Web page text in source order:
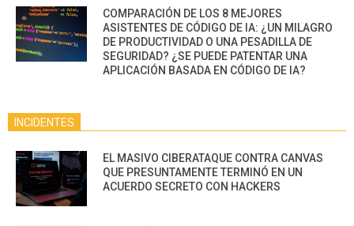
COMPARACIÓN DE LOS 8 MEJORES
ASISTENTES DE CÓDIGO DE IA: ¿UN MILAGRO
DE PRODUCTIVIDAD O UNA PESADILLA DE
SEGURIDAD? ¿SE PUEDE PATENTAR UNA
APLICACIÓN BASADA EN CÓDIGO DE IA?
INCIDENTES
EL MASIVO CIBERATAQUE CONTRA CANVAS
QUE PRESUNTAMENTE TERMINÓ EN UN
ACUERDO SECRETO CON HACKERS